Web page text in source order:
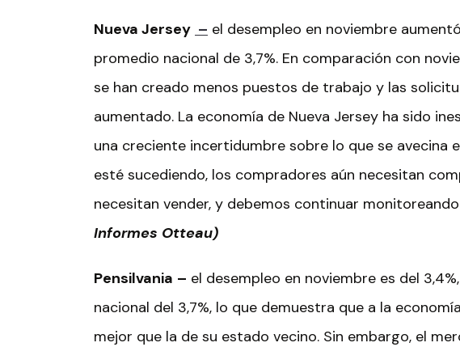
Nueva Jersey – el desempleo en noviembre
promedio nacional de 3,7%. En comparación con
se han creado menos puestos de trabajo y las
aumentado. La economía de Nueva Jersey ha sido
una creciente incertidumbre sobre lo que se avecina
esté sucediendo, los compradores aún necesitan
necesitan vender, y debemos continuar
Informes Otteau)
Pensilvania – el desempleo en noviembre es del
nacional del 3,7%, lo que demuestra que a la
mejor que la de su estado vecino. Sin embargo, el